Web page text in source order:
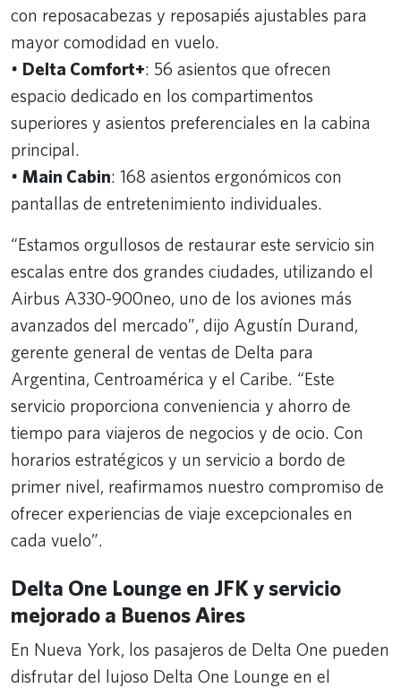
con reposacabezas y reposapiés ajustables para
mayor comodidad en vuelo.
• Delta Comfort+: 56 asientos que ofrecen
espacio dedicado en los compartimentos
superiores y asientos preferenciales en la cabina
principal.
• Main Cabin: 168 asientos ergonómicos con
pantallas de entretenimiento individuales.
“Estamos orgullosos de restaurar este servicio sin
escalas entre dos grandes ciudades, utilizando el
Airbus A330-900neo, uno de los aviones más
avanzados del mercado”, dijo Agustín Durand,
gerente general de ventas de Delta para
Argentina, Centroamérica y el Caribe. “Este
servicio proporciona conveniencia y ahorro de
tiempo para viajeros de negocios y de ocio. Con
horarios estratégicos y un servicio a bordo de
primer nivel, reafirmamos nuestro compromiso de
ofrecer experiencias de viaje excepcionales en
cada vuelo”.
Delta One Lounge en JFK y servicio
mejorado a Buenos Aires
En Nueva York, los pasajeros de Delta One pueden
disfrutar del lujoso Delta One Lounge en el